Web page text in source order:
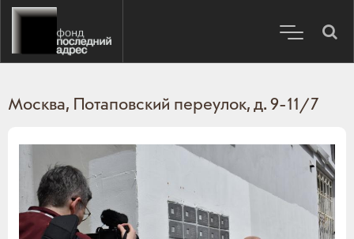
Москва, Потаповский переулок, д. 9-11/7